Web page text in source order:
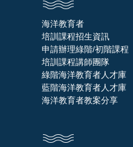
海洋教育者
培訓課程招生資訊
申請辦理綠階/初階課程
培訓課程講師團隊
綠階海洋教育者人才庫
藍階海洋教育者人才庫
海洋教育者教案分享